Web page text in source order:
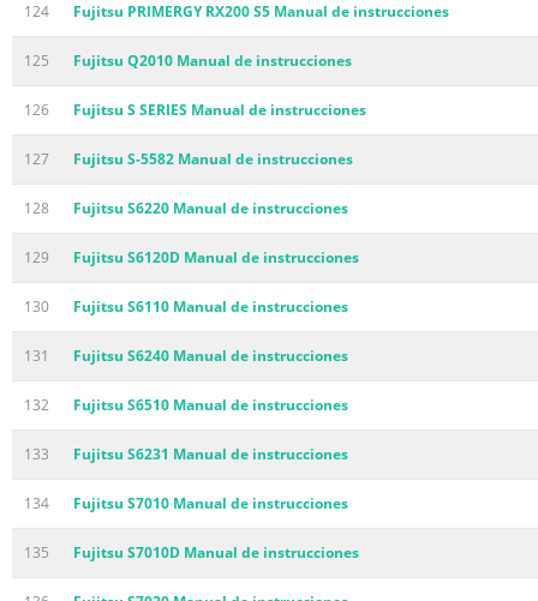
124 Fujitsu PRIMERGY RX200 S5 Manual de instrucciones
125 Fujitsu Q2010 Manual de instrucciones
126 Fujitsu S SERIES Manual de instrucciones
127 Fujitsu S-5582 Manual de instrucciones
128 Fujitsu S6220 Manual de instrucciones
129 Fujitsu S6120D Manual de instrucciones
130 Fujitsu S6110 Manual de instrucciones
131 Fujitsu S6240 Manual de instrucciones
132 Fujitsu S6510 Manual de instrucciones
133 Fujitsu S6231 Manual de instrucciones
134 Fujitsu S7010 Manual de instrucciones
135 Fujitsu S7010D Manual de instrucciones